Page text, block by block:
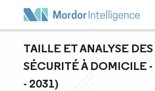
TAILLE ET ANALYSE
SÉCURITÉ À DOMICILE
- 2031)